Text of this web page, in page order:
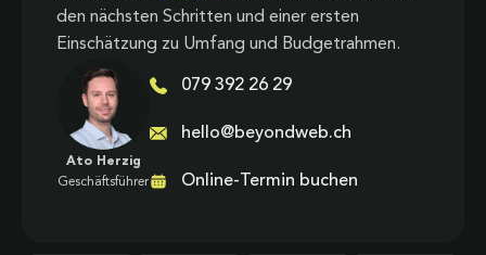
den nächsten Schritten und einer ersten
Einschätzung zu Umfang und Budgetrahmen.
Ato Herzig
Geschäftsführer
079 392 26 29
hello@beyondweb.ch
Online-Termin buchen